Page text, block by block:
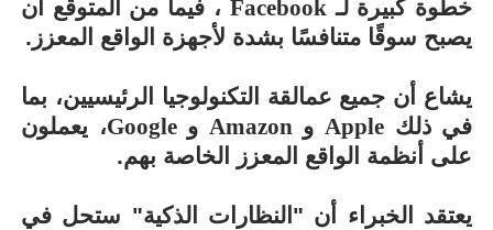
خطوة كبيرة لـ Facebook ، فيما من المتوقع أن
يصبح سوقًا متنافسًا بشدة لأجهزة الواقع المعزز.
يشاع أن جميع عمالقة التكنولوجيا الرئيسيين، بما
في ذلكApple و Amazon وGoogle، يعملون
على أنظمة الواقع المعزز الخاصة بهم.
يعتقد الخبراء أن "النظارات الذكية" ستحل في